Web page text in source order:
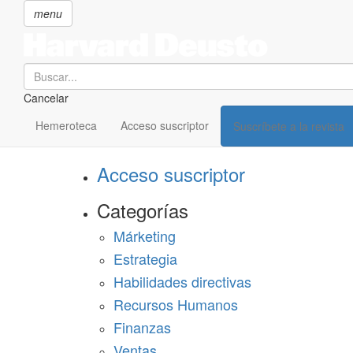
menu
Search
Cancelar
Hemeroteca Acceso suscriptor Suscríbete a la revista
SECCIONES
Suscríbete a Harvard Deusto
Acceso suscriptor
Categorías
Márketing
Estrategia
Habilidades directivas
Recursos Humanos
Finanzas